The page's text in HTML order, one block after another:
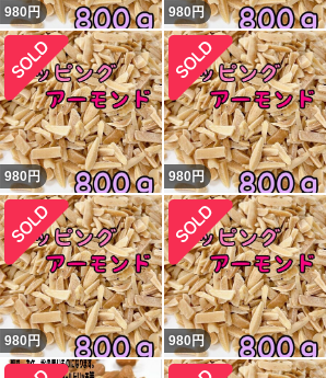
980円 980円
980円 980円
980円 980円